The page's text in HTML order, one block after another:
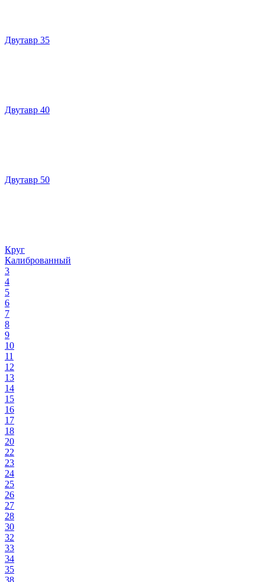
Двутавр 35
Двутавр 40
Двутавр 50
Круг
Калиброванный
3
4
5
6
7
8
9
10
11
12
13
14
15
16
17
18
20
22
23
24
25
26
27
28
30
32
33
34
35
38